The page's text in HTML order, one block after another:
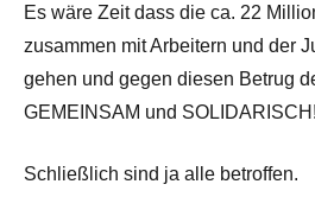
Es wäre Zeit dass die ca. 22
zusammen mit Arbeitern und der
gehen und gegen diesen Betrug
GEMEINSAM und SOLIDARISCH!
Schließlich sind ja alle betroffen.